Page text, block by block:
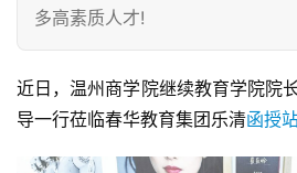
多高素质人才!
近日，温州商学院继续教育学院院
导一行莅临春华教育集团乐清函授